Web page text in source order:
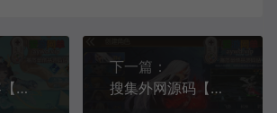
搜集外网内容【大话西游缥缈西游修复版】linux手工外网端+架设视频教程+开服清档+运营后台+双端
下一篇：
搜集外网源码【阿拉德之名望阿拉德70级60帧无限制版】linux手工外网端+架设视频教程+开服清档+运营后台+授权GM后台+双端